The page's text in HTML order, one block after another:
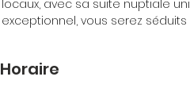
locaux, avec sa suite nuptiale
exceptionnel, vous serez
Horaire